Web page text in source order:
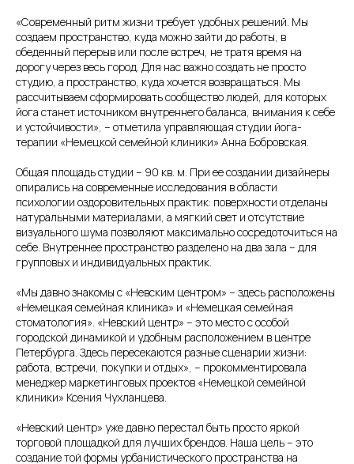
«Современный ритм жизни требует удобных решений. Мы
создаем пространство, куда можно зайти до работы, в
обеденный перерыв или после встреч, не тратя время на
дорогу через весь город. Для нас важно создать не просто
студию, а пространство, куда хочется возвращаться. Мы
рассчитываем сформировать сообщество людей, для которых
йога станет источником внутреннего баланса, внимания к себе
и устойчивости», – отметила управляющая студии йога-
терапии «Немецкой семейной клиники» Анна Бобровская.
Общая площадь студии – 90 кв. м. При ее создании дизайнеры
опирались на современные исследования в области
психологии оздоровительных практик: поверхности отделаны
натуральными материалами, а мягкий свет и отсутствие
визуального шума позволяют максимально сосредоточиться на
себе. Внутреннее пространство разделено на два зала – для
групповых и индивидуальных практик.
«Мы давно знакомы с «Невским центром» – здесь расположены
«Немецкая семейная клиника» и «Немецкая семейная
стоматология». «Невский центр» – это место с особой
городской динамикой и удобным расположением в центре
Петербурга. Здесь пересекаются разные сценарии жизни:
работа, встречи, покупки и отдых», – прокомментировала
менеджер маркетинговых проектов «Немецкой семейной
клиники» Ксения Чухланцева.
«Невский центр» уже давно перестал быть просто яркой
торговой площадкой для лучших брендов. Наша цель – это
создание той формы урбанистического пространства на